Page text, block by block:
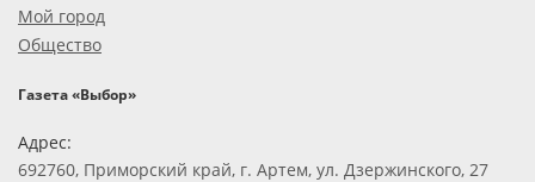
Мой город
Общество
Газета «Выбор»
Адрес:
692760, Приморский край, г. Артем, ул. Дзержинского, 27